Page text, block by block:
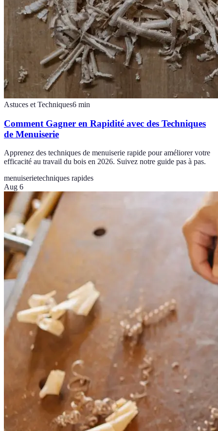
Astuces et Techniques6 min
Comment Gagner en Rapidité avec des Techniques
de Menuiserie
Apprenez des techniques de menuiserie rapide pour améliorer votre
efficacité au travail du bois en 2026. Suivez notre guide pas à pas.
menuiserietechniques rapides
Aug 6